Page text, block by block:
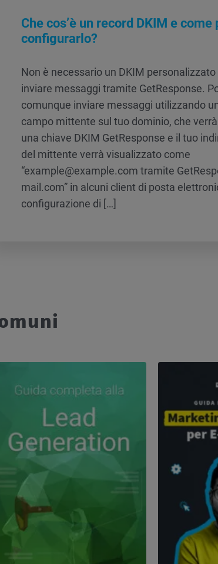
Che cos’è un record DKIM e come
configurarlo?
Non è necessario un DKIM
inviare messaggi tramite GetResponse.
comunque inviare messaggi utilizzando
campo mittente sul tuo dominio, che
una chiave DKIM GetResponse e il tuo
del mittente verrà visualizzato come
“example@example.com tramite
mail.com” in alcuni client di posta
configurazione di […]